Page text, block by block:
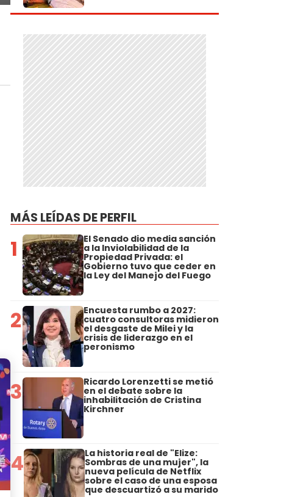
MÁS LEÍDAS DE PERFIL
1 El Senado dio media sanción
a la Inviolabilidad de la
Propiedad Privada: el
Gobierno tuvo que ceder en
la Ley del Manejo del Fuego
2 Encuesta rumbo a 2027:
cuatro consultoras midieron
el desgaste de Milei y la
crisis de liderazgo en el
peronismo
3 Ricardo Lorenzetti se metió
en el debate sobre la
inhabilitación de Cristina
Kirchner
4 La historia real de "Elize:
Sombras de una mujer", la
nueva película de Netflix
sobre el caso de una esposa
que descuartizó a su marido